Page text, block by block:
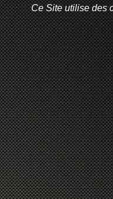
Ce Site utilise des